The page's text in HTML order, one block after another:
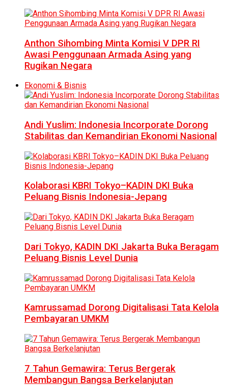
Anthon Sihombing Minta Komisi V DPR RI
Awasi Penggunaan Armada Asing yang
Rugikan Negara
Ekonomi & Bisnis
Andi Yuslim: Indonesia Incorporate Dorong
Stabilitas dan Kemandirian Ekonomi Nasional
Kolaborasi KBRI Tokyo–KADIN DKI Buka
Peluang Bisnis Indonesia-Jepang
Dari Tokyo, KADIN DKI Jakarta Buka Beragam
Peluang Bisnis Level Dunia
Kamrussamad Dorong Digitalisasi Tata Kelola
Pembayaran UMKM
7 Tahun Gemawira: Terus Bergerak
Membangun Bangsa Berkelanjutan